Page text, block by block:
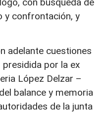
y confrontación, y
adelante cuestiones
por la ex
López Delzar –
balance y memoria
de la junta